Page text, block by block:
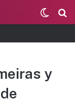
Switch
skin
y